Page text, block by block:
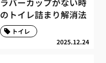
ラバーカップがない時
のトイレ詰まり解消法
2025.12.24
トイレ